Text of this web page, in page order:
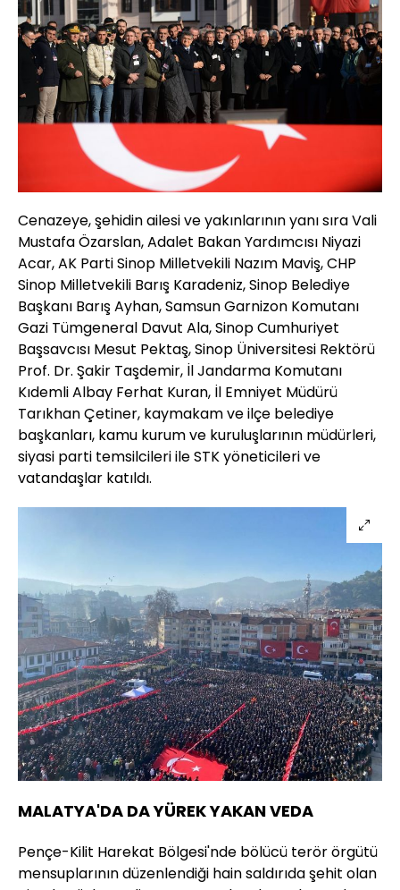
Cenazeye, şehidin ailesi ve yakınlarının yanı sıra Vali
Mustafa Özarslan, Adalet Bakan Yardımcısı Niyazi
Acar, AK Parti Sinop Milletvekili Nazım Maviş, CHP
Sinop Milletvekili Barış Karadeniz, Sinop Belediye
Başkanı Barış Ayhan, Samsun Garnizon Komutanı
Gazi Tümgeneral Davut Ala, Sinop Cumhuriyet
Başsavcısı Mesut Pektaş, Sinop Üniversitesi Rektörü
Prof. Dr. Şakir Taşdemir, İl Jandarma Komutanı
Kıdemli Albay Ferhat Kuran, İl Emniyet Müdürü
Tarıkhan Çetiner, kaymakam ve ilçe belediye
başkanları, kamu kurum ve kuruluşlarının müdürleri,
siyasi parti temsilcileri ile STK yöneticileri ve
vatandaşlar katıldı.
MALATYA'DA DA YÜREK YAKAN VEDA
Pençe-Kilit Harekat Bölgesi'nde bölücü terör örgütü
mensuplarının düzenlendiği hain saldırıda şehit olan